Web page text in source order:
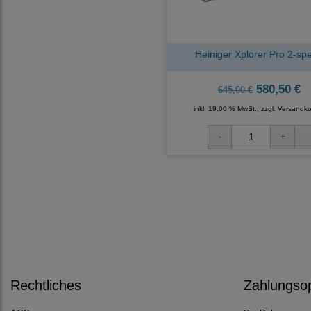
Heiniger Xplorer Pro 2-
645,00 €580,50 €
inkl. 19,00 % MwSt., zzgl.
Rechtliches